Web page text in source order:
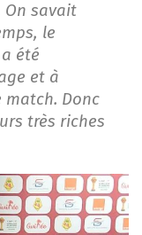
On savait
le
été
et à
Donc
très riches